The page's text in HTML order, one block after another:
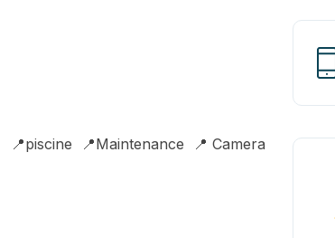
📍Maintenance 📍 Camera